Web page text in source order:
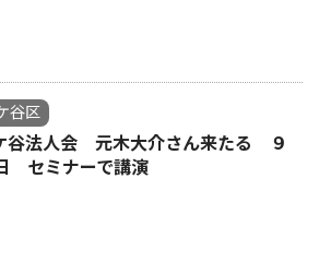
谷区
谷法人会 元木大介さん来たる ９
セミナーで講演